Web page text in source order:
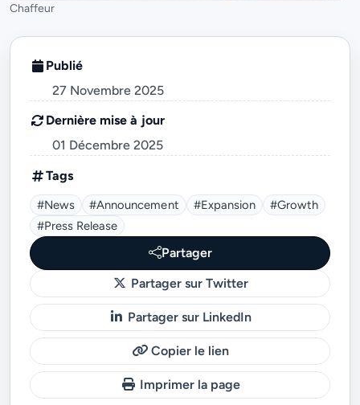
Chaffeur
Publié
27 Novembre 2025
Dernière mise à jour
01 Décembre 2025
Tags
#news #announcement #expansion
#growth
#Press Release
Partager
Partager sur Twitter
Partager sur LinkedIn
Copier le lien
Imprimer la page